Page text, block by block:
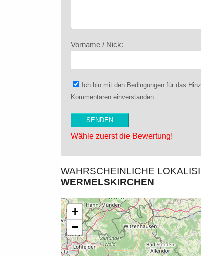
Vorname / Nick:
Ich bin mit den Bedingungen für das
Kommentaren einverstanden
Wähle zuerst die Bewertung!
WAHRSCHEINLICHE
WERMELSKIRCHEN